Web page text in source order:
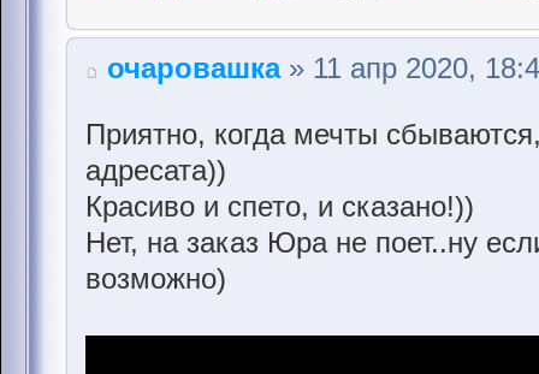
очаровашка» 11 апр 2020,
Приятно, когда мечты
адресата))
Красиво и спето, и сказано!))
Нет, на заказ Юра не поет..ну
возможно)